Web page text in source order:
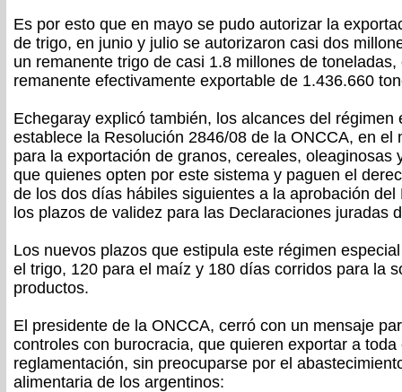
Es por esto que en mayo se pudo autorizar la
de trigo, en junio y julio se autorizaron casi dos
un remanente trigo de casi 1.8 millones de
remanente efectivamente exportable de 1.436.660
Echegaray explicó también, los alcances del régimen
establece la Resolución 2846/08 de la ONCCA, en el
para la exportación de granos, cereales, oleaginosas
que quienes opten por este sistema y paguen el
de los dos días hábiles siguientes a la aprobación
los plazos de validez para las Declaraciones juradas
Los nuevos plazos que estipula este régimen
el trigo, 120 para el maíz y 180 días corridos para la
productos.
El presidente de la ONCCA, cerró con un mensaje
controles con burocracia, que quieren exportar a
reglamentación, sin preocuparse por el
alimentaria de los argentinos: